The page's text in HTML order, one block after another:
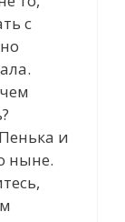
с
и
ныне.